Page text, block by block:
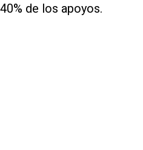
de los apoyos.